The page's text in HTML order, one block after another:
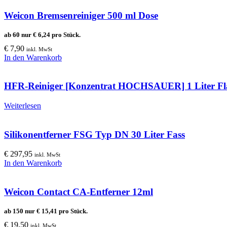
Weicon Bremsenreiniger 500 ml Dose
ab 60 nur € 6,24 pro Stück.
€ 7,90 inkl. MwSt
In den Warenkorb
HFR-Reiniger [Konzentrat HOCHSAUER] 1 Liter
Weiterlesen
Silikonentferner FSG Typ DN 30 Liter Fass
€ 297,95 inkl. MwSt
In den Warenkorb
Weicon Contact CA-Entferner 12ml
ab 150 nur € 15,41 pro Stück.
€ 19,50 inkl. MwSt